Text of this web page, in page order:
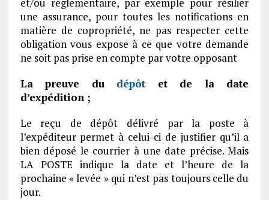
et/ou réglementaire, par exemple pour résilier
une assurance, pour toutes les notifications en
matière de copropriété, ne pas respecter cette
obligation vous expose à ce que votre demande
ne soit pas prise en compte par votre opposant
La preuve du dépôt et de la date
d’expédition ;
Le reçu de dépôt délivré par la poste à
l’expéditeur permet à celui-ci de justifier qu’il a
bien déposé le courrier à une date précise. Mais
LA POSTE indique la date et l’heure de la
prochaine « levée » qui n’est pas toujours celle du
jour.